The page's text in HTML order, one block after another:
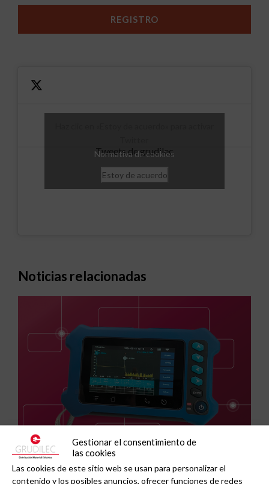
Gestionar el consentimiento de
las cookies
Las cookies de este sitio web se usan para personalizar el
contenido y los posibles anuncios, ofrecer funciones de redes
Tweets de grudilec
Normativa de cookies
Estoy de acuerdo
Noticias relacionadas
GAESTOPAS presenta un Mini OTDR portátil con